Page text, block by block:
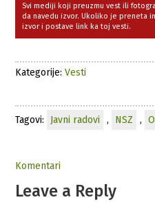
Svi mediji koji preuzmu vest ili
da navedu izvor. Ukoliko je preneta
izvor i postave link ka toj vesti.
Kategorije:Vesti
Tagovi: Javni radovi , NSZ ,
Komentari
Leave a Reply